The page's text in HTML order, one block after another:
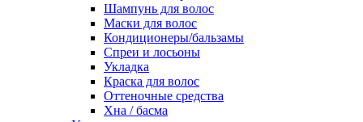
Шампунь для волос
Маски для волос
Кондиционеры/бальзамы
Спреи и лосьоны
Укладка
Краска для волос
Оттеночные средства
Хна / басма